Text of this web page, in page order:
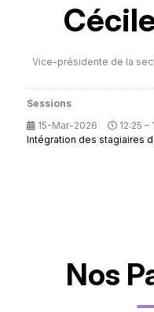
Vice-présidente de la
Sessions
15-Mar-2026
12:25 –
Intégration des stagiaires
Nos